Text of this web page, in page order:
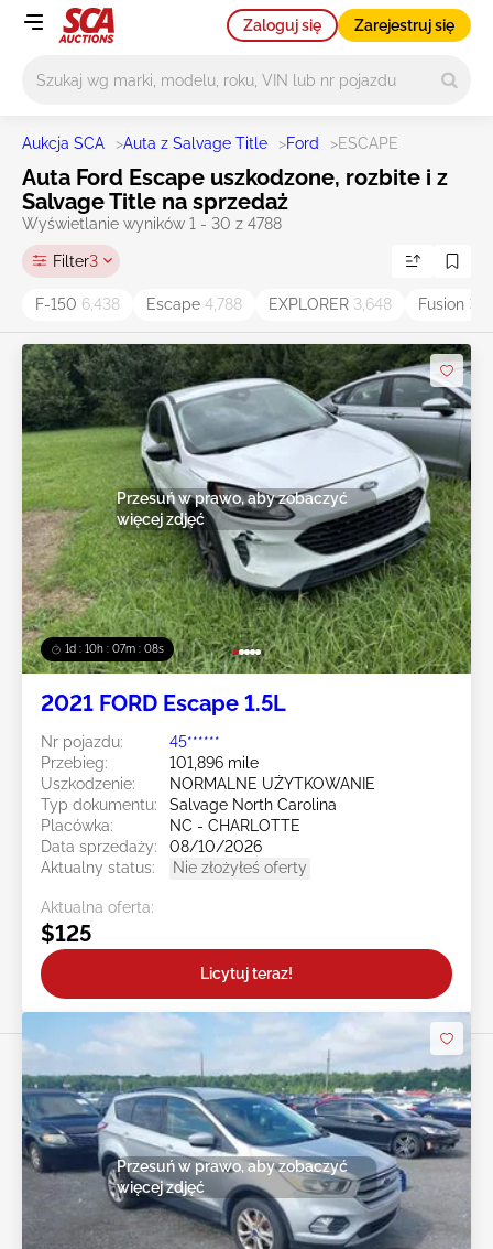
Zaloguj się Zarejestruj się
Aukcja SCA >Auta z Salvage Title >Ford >ESCAPE
Auta Ford Escape uszkodzone, rozbite i z
Salvage Title na sprzedaż
Wyświetlanie wyników 1 - 30 z 4788
Filter3
F-150 6,438 Escape 4,788 EXPLORER 3,648 Fusion
1d : 10h : 07m : 05s
Przesuń w prawo, aby zobaczyć
więcej zdjęć
2021 FORD Escape 1.5L
Nr pojazdu:
45******
Przebieg:
101,896 mile
Uszkodzenie:
NORMALNE UŻYTKOWANIE
Typ dokumentu:
Salvage North Carolina
Placówka:
NC - CHARLOTTE
Data sprzedaży:
08/10/2026
Aktualny status:
Nie złożyłeś oferty
Aktualna oferta:
$125
Licytuj teraz!
Przesuń w prawo, aby zobaczyć
więcej zdjęć